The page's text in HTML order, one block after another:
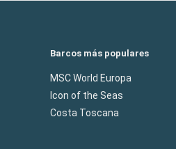
Barcos más populares
MSC World Europa
Icon of the Seas
Costa Toscana